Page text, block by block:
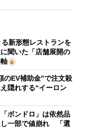
新形態レストランを
聞いた「店舗展開の
のEV補助金”で注文殺
隠れする“イーロン
ボンドロ」は依然品
し一部で値崩れ 「選